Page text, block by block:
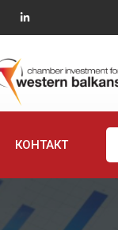
КОНТАКТ